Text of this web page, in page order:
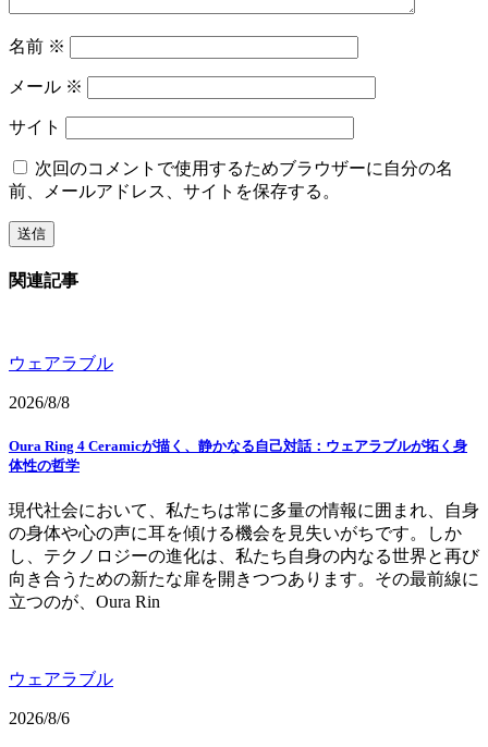
名前 ※
メール ※
サイト
次回のコメントで使用するためブラウザーに自分の名
前、メールアドレス、サイトを保存する。
関連記事
ウェアラブル
2026/8/8
Oura Ring 4 Ceramicが描く、静かなる自己対話：ウェアラブルが拓く身
体性の哲学
現代社会において、私たちは常に多量の情報に囲まれ、自身
の身体や心の声に耳を傾ける機会を見失いがちです。しか
し、テクノロジーの進化は、私たち自身の内なる世界と再び
向き合うための新たな扉を開きつつあります。その最前線に
立つのが、Oura Rin
ウェアラブル
2026/8/6